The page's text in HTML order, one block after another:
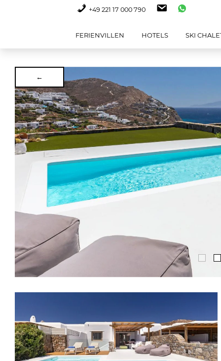
+49 221 17 000 790
FERIENVILLEN HOTELS SKI
←